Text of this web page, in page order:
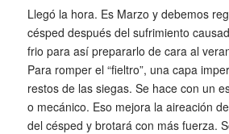
Llegó la hora. Es Marzo y debemos
césped después del sufrimiento
frio para así prepararlo de cara al
Para romper el “fieltro”, una capa
restos de las siegas. Se hace con un
o mecánico. Eso mejora la aireación
del césped y brotará con más fuerza.